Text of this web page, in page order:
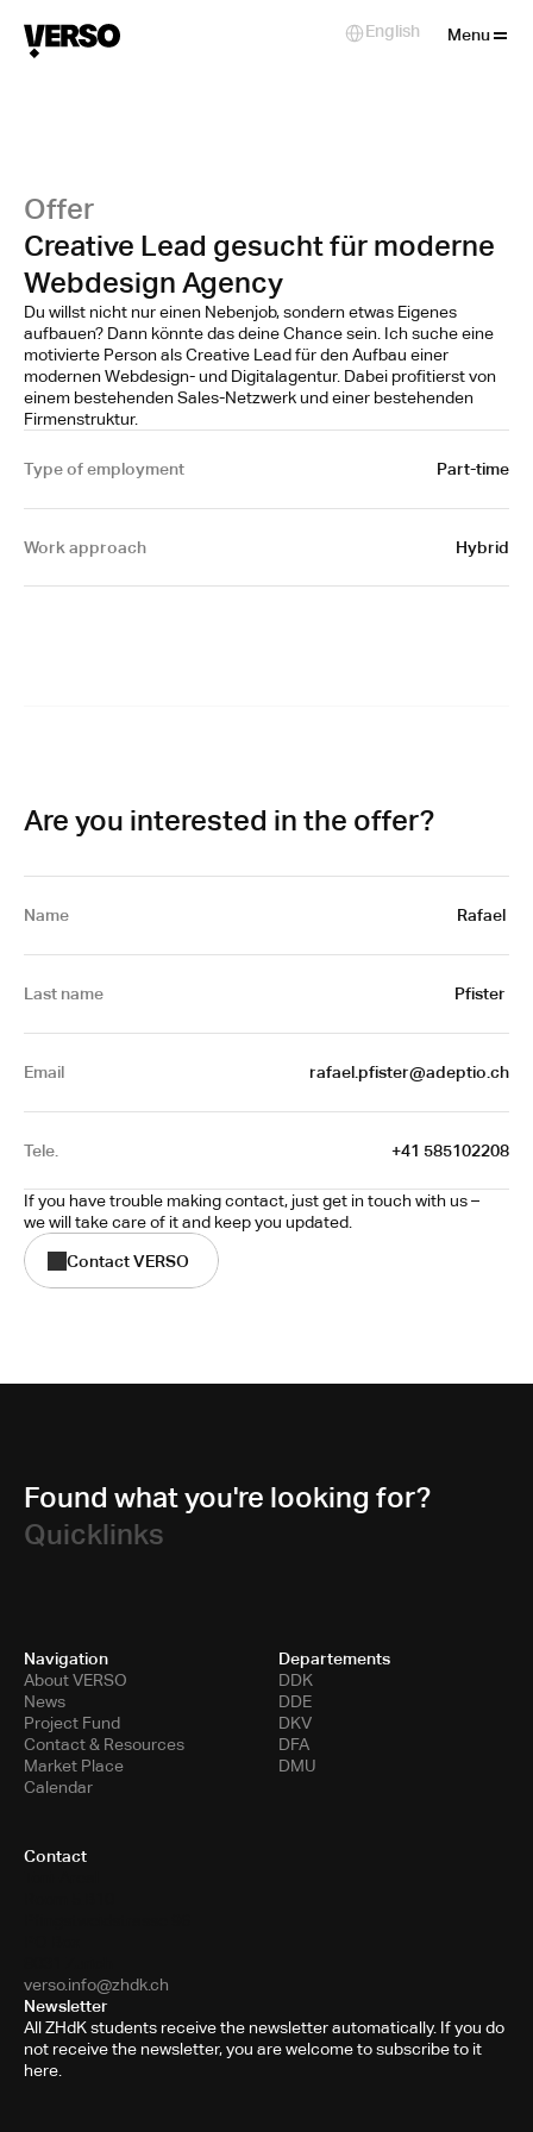
Offer
Creative Lead gesucht für moderne
Webdesign Agency
Du willst nicht nur einen Nebenjob, sondern etwas Eigenes
aufbauen? Dann könnte das deine Chance sein. Ich suche eine
motivierte Person als Creative Lead für den Aufbau einer
modernen Webdesign- und Digitalagentur. Dabei profitierst von
einem bestehenden Sales-Netzwerk und einer bestehenden
Firmenstruktur.
Type of employment Part-time
Work approach Hybrid
Are you interested in the offer?
Name Rafael
Last name Pfister
Email rafael.pfister@adeptio.ch
Tele. +41 585102208
If you have trouble making contact, just get in touch with us –
we will take care of it and keep you updated.
Contact VERSO
Menu
Select Language
English
Found what you're looking for?
Quicklinks
Navigation
About VERSO
News
Project Fund
Contact & Resources
Market Place
Calendar
Departements
DDK
DDE
DKV
DFA
DMU
Contact
verso.info@zhdk.ch
Newsletter
All ZHdK students receive the newsletter automatically. If you do
not receive the newsletter, you are welcome to subscribe to it
here.